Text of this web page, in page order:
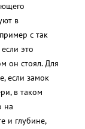
в
с так
это
он стоял. Для
если замок
в таком
на
и глубине,